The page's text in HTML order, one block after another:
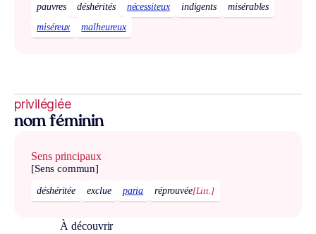
pauvres déshérités nécessiteux indigents
misérables
miséreux
malheureux
privilégiée
nom féminin
Sens principaux
[Sens commun]
déshéritée exclue paria réprouvée[Litt.]
À découvrir